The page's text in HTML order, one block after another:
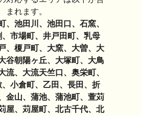
まれます。
、池田川、池田口、石窯、
市場町、井戸田町、乳母
、榎戸町、大窯、大曽、大
谷朝陽ヶ丘、大塚町、大鳥
流、大流天竺口、奥栄町、
小倉町、乙田、長田、折
金山、蒲池、蒲池町、萱苅
屋、苅屋町、北古千代、北